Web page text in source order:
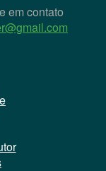
em contato